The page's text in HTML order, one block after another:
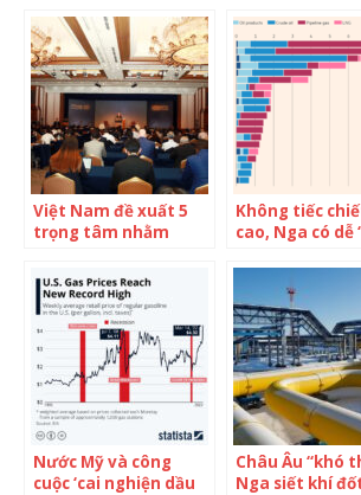
xuất khẩu dầu thô
của Nga vẫn tăng?
Việt Nam đề xuất 5
trọng tâm nhằm
duy trì thịnh vượng ở
châu Á
Không tiếc
cao, Nga có dễ
châu Âu sang
Quốc?
Nước Mỹ và công
cuộc ‘cai nghiện dầu
Châu Âu “khó
Nga siết khí